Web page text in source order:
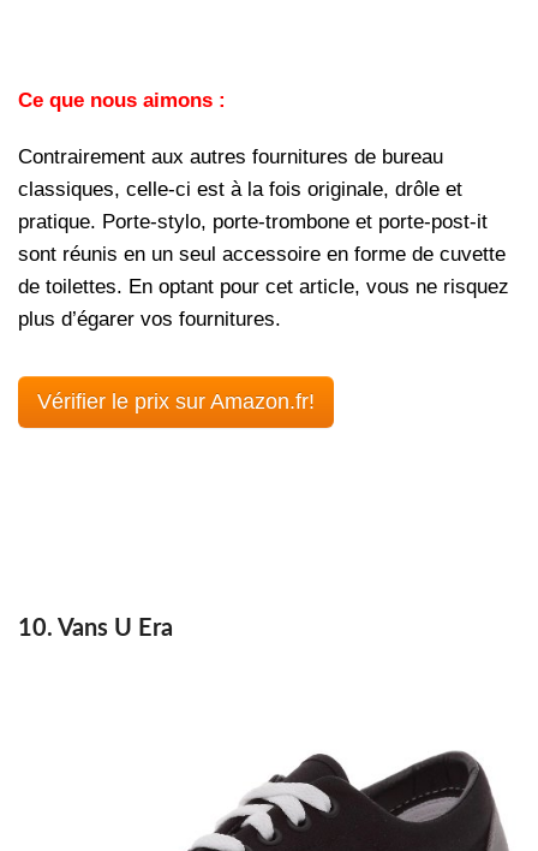
Ce que nous aimons :
Contrairement aux autres fournitures de bureau
classiques, celle-ci est à la fois originale, drôle et
pratique. Porte-stylo, porte-trombone et porte-post-it
sont réunis en un seul accessoire en forme de cuvette
de toilettes. En optant pour cet article, vous ne risquez
plus d’égarer vos fournitures.
Vérifier le prix sur Amazon.fr!
10. Vans U Era